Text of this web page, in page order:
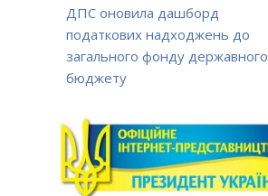
ДПС оновила дашборд
податкових надходжень до
загального фонду державного
бюджету